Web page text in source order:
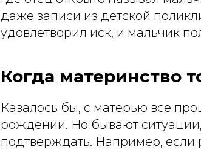
даже записи из детской
удовлетворил иск, и мальчик
Когда материнство
Казалось бы, с матерью все
рождении. Но бывают
подтверждать. Например,